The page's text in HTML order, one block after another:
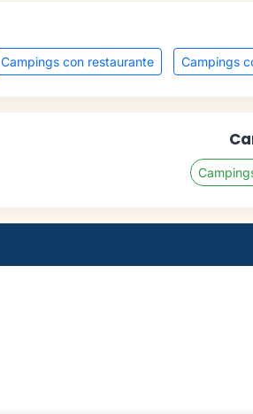
Campings con restaurante Campings